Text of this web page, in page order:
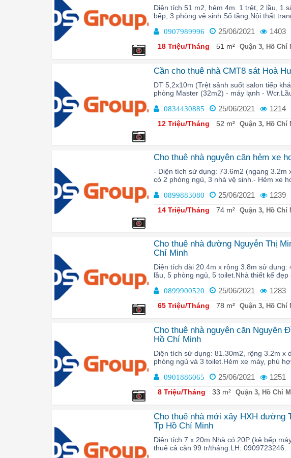
6
Diện tích 51 m2, hẻm 4m. 1 trệt, 2 lầu, 1
bếp, 3 phòng vệ sinh.Số tầng:Nội thất
0907989996 25/06/2021 1403
18 Triệu/Tháng 51 m² Quận 3, Hồ Chí
6
Cần cho thuê nhà CMT8 sát Hoà
DT 5,2x10m (Trệt sảnh suốt salon tiếp
phòng Master (32m2) - máy lạnh -
0834430885 25/06/2021 1214
12 Triệu/Tháng 52 m² Quận 3, Hồ Chí
6
Cho thuê nhà nguyên căn hẻm xe
- Diện tích sử dụng: 73.6m2 (ngang 3.2m
có 2 phòng ngủ, 3 nhà vệ sinh.- Hẻm xe
0899883080 25/06/2021 1239
14 Triệu/Tháng 74 m² Quận 3, Hồ Chí
6
Cho thuê nhà đường Nguyễn Thị
Chí Minh
Diện tích dài 20.4m x rộng 3.8m sử
lầu, 5 phòng ngủ, 5 toilet.Nhà thiết kế đẹp
0899900520 25/06/2021 1283
65 Triệu/Tháng 78 m² Quận 3, Hồ Chí
6
Cho thuê nhà nguyên căn Nguyễn
Hồ Chí Minh
Diện tích sử dụng: 81.30m2, rộng 3.2m x
phòng ngủ và 3 toilet.Hẻm xe máy, phù
0901886065 25/06/2021 1251
8 Triệu/Tháng 33 m² Quận 3, Hồ Chí
Cho thuê nhà mới xây HXH đường
Tp Hồ Chí Minh
Diện tích 7 x 20m.Nhà có 20P (kệ bếp
thuê cả căn 99 tr/tháng.LH: 0909723246.